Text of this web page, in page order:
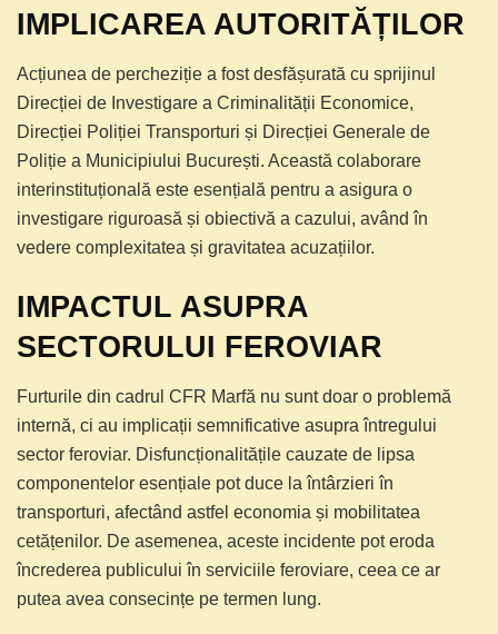
IMPLICAREA AUTORITĂȚILOR
Acțiunea de percheziție a fost desfășurată cu sprijinul
Direcției de Investigare a Criminalității Economice,
Direcției Poliției Transporturi și Direcției Generale de
Poliție a Municipiului București. Această colaborare
interinstituțională este esențială pentru a asigura o
investigare riguroasă și obiectivă a cazului, având în
vedere complexitatea și gravitatea acuzațiilor.
IMPACTUL ASUPRA
SECTORULUI FEROVIAR
Furturile din cadrul CFR Marfă nu sunt doar o problemă
internă, ci au implicații semnificative asupra întregului
sector feroviar. Disfuncționalitățile cauzate de lipsa
componentelor esențiale pot duce la întârzieri în
transporturi, afectând astfel economia și mobilitatea
cetățenilor. De asemenea, aceste incidente pot eroda
încrederea publicului în serviciile feroviare, ceea ce ar
putea avea consecințe pe termen lung.